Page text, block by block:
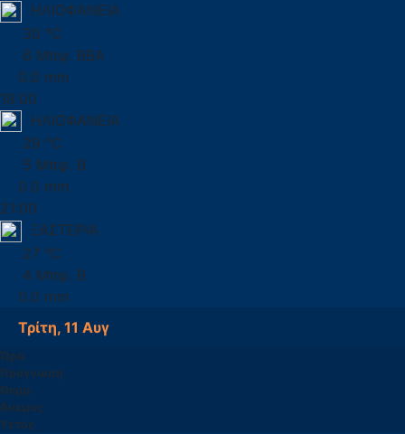
ΗΛΙΟΦΑΝΕΙΑ
30 °C
6 Μπφ. ΒΒΑ
0.0 mm
18:00
ΗΛΙΟΦΑΝΕΙΑ
29 °C
5 Μπφ. Β
0.0 mm
21:00
ΞΑΣΤΕΡΙΑ
27 °C
4 Μπφ. Β
0.0 mm
Τρίτη, 11 Αυγ
Ώρα
Πρόγνωση
Θερμ.
Άνεμος
Υετός